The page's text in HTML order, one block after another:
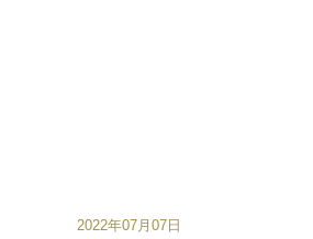
2022年07月07日